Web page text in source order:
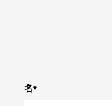
名*